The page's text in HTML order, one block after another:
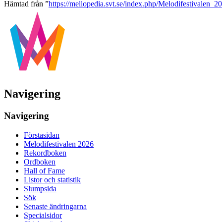
Hämtad från ”https://mellopedia.svt.se/index.php/
Navigering
Navigering
Förstasidan
Melodifestivalen 2026
Rekordboken
Ordboken
Hall of Fame
Listor och statistik
Slumpsida
Sök
Senaste ändringarna
Specialsidor